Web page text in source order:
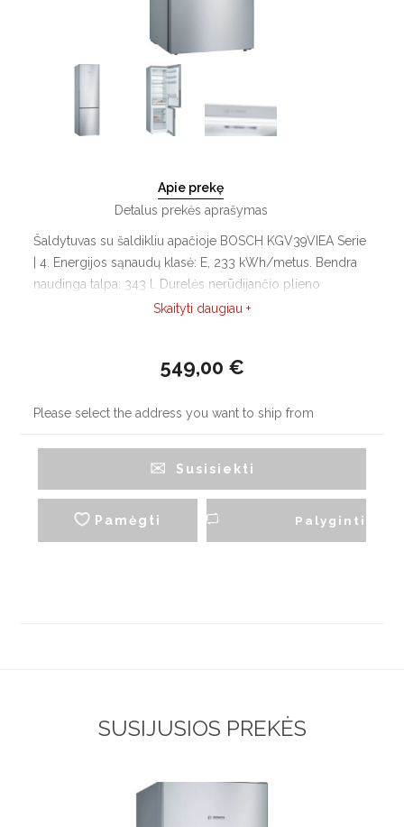
Apie prekę
Detalus prekės aprašymas
Šaldytuvas su šaldikliu apačioje BOSCH KGV39VIEA Serie
| 4. Energijos sąnaudų klasė: E, 233 kWh/metus. Bendra
naudinga talpa: 343 l. Durelės nerūdijančio plieno
EasyClean, šonai dažyti pilkai Pearl grey. Integruotos į
Skaityti daugiau +
549,00 €
Please select the address you want to ship from
Pamėgti
Susisiekti
Palyginti
SUSIJUSIOS PREKĖS